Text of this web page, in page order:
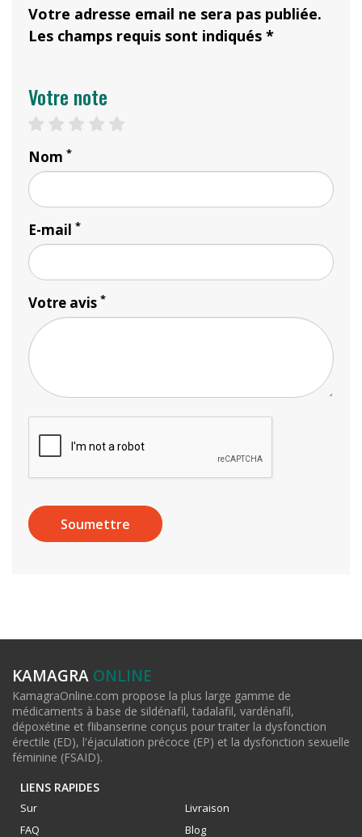
Votre adresse email ne sera pas publiée.
Les champs requis sont indiqués *
Votre note
4 stars
3 stars
2 stars
1 star
Nom *
E-mail *
Votre avis *
KAMAGRA ONLINE
KamagraOnline.com propose la plus large gamme de
médicaments à base de sildénafil, tadalafil, vardénafil,
dépoxétine et flibanserine conçus pour traiter la dysfonction
érectile (ED), l'éjaculation précoce (EP) et la dysfonction sexuelle
féminine (FSAID).
LIENS RAPIDES
Sur
Livraison
FAQ
Blog